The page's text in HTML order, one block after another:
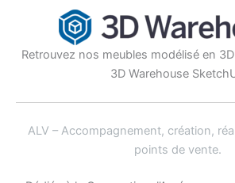
Retrouvez nos meubles modélisé en
3D Warehouse
ALV – Accompagnement, création,
points de vente.